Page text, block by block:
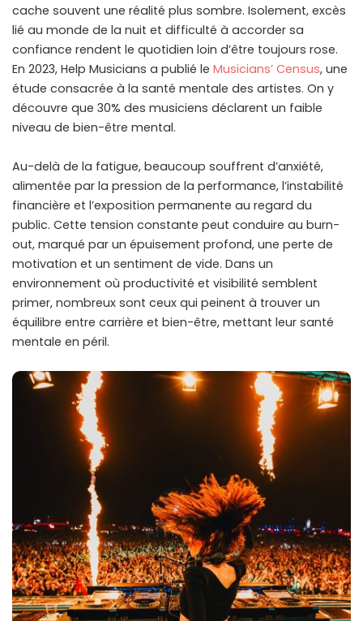
cache souvent une réalité plus sombre. Isolement, excès
lié au monde de la nuit et difficulté à accorder sa
confiance rendent le quotidien loin d’être toujours rose.
En 2023, Help Musicians a publié le Musicians’ Census, une
étude consacrée à la santé mentale des artistes. On y
découvre que 30% des musiciens déclarent un faible
niveau de bien-être mental.
Au-delà de la fatigue, beaucoup souffrent d’anxiété,
alimentée par la pression de la performance, l’instabilité
financière et l’exposition permanente au regard du
public. Cette tension constante peut conduire au burn-
out, marqué par un épuisement profond, une perte de
motivation et un sentiment de vide. Dans un
environnement où productivité et visibilité semblent
primer, nombreux sont ceux qui peinent à trouver un
équilibre entre carrière et bien-être, mettant leur santé
mentale en péril.